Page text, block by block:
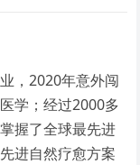
，2020年意外闯
学；经过2000多
握了全球最先进
进自然疗愈方案